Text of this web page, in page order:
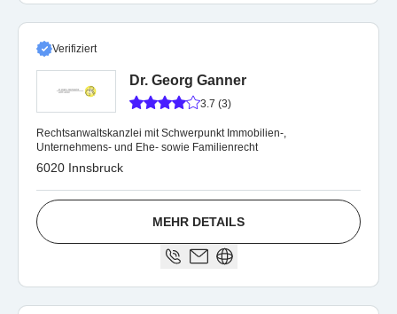
Verifiziert
Dr. Georg Ganner
3.7 (3)
Rechtsanwaltskanzlei mit Schwerpunkt Immobilien-,
Unternehmens- und Ehe- sowie Familienrecht
6020 Innsbruck
MEHR DETAILS